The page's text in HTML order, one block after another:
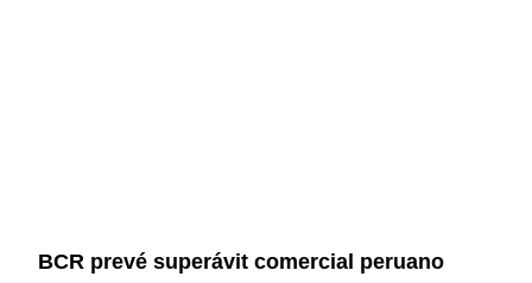
BCR prevé superávit comercial peruano